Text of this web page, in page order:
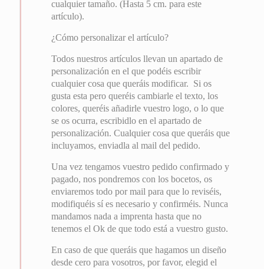
cualquier tamaño. (Hasta 5 cm. para este
artículo).
¿Cómo personalizar el artículo?
Todos nuestros artículos llevan un apartado de
personalización en el que podéis escribir
cualquier cosa que queráis modificar. Si os
gusta esta pero queréis cambiarle el texto, los
colores, queréis añadirle vuestro logo, o lo que
se os ocurra, escribidlo en el apartado de
personalización. Cualquier cosa que queráis que
incluyamos, enviadla al mail del pedido.
Una vez tengamos vuestro pedido confirmado y
pagado, nos pondremos con los bocetos, os
enviaremos todo por mail para que lo reviséis,
modifiquéis sí es necesario y confirméis. Nunca
mandamos nada a imprenta hasta que no
tenemos el Ok de que todo está a vuestro gusto.
En caso de que queráis que hagamos un diseño
desde cero para vosotros, por favor, elegid el